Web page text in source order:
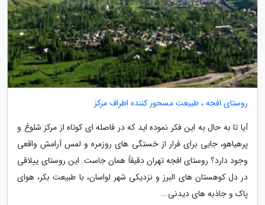
روستای افجه ، طبیعت مسحور کننده اطراف مرکز
آیا تا به حال به این فکر نموده اید که در فاصله ای کوتاه از مرکز شلوغ و
پرهیاهو، جایی برای فرار از خستگی های روزمره و لمس آرامش واقعی
وجود دارد؟ روستای افجه تهران دقیقاً همان جاست. این روستای ییلاقی
در دل کوهستان های البرز و نزدیکی شهر لواسان، با طبیعت بکر، هوای
پاک و جاذبه های دیدنی...